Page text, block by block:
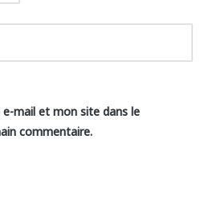
mail et mon site dans le
commentaire.